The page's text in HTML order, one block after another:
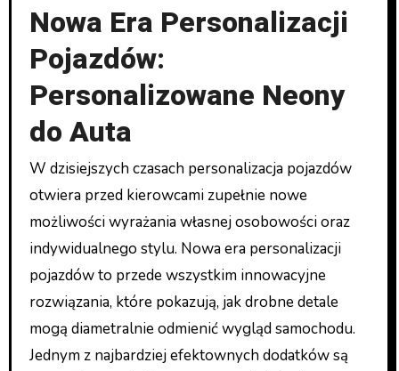
Nowa Era Personalizacji
Pojazdów:
Personalizowane Neony
do Auta
W dzisiejszych czasach personalizacja pojazdów
otwiera przed kierowcami zupełnie nowe
możliwości wyrażania własnej osobowości oraz
indywidualnego stylu. Nowa era personalizacji
pojazdów to przede wszystkim innowacyjne
rozwiązania, które pokazują, jak drobne detale
mogą diametralnie odmienić wygląd samochodu.
Jednym z najbardziej efektownych dodatków są